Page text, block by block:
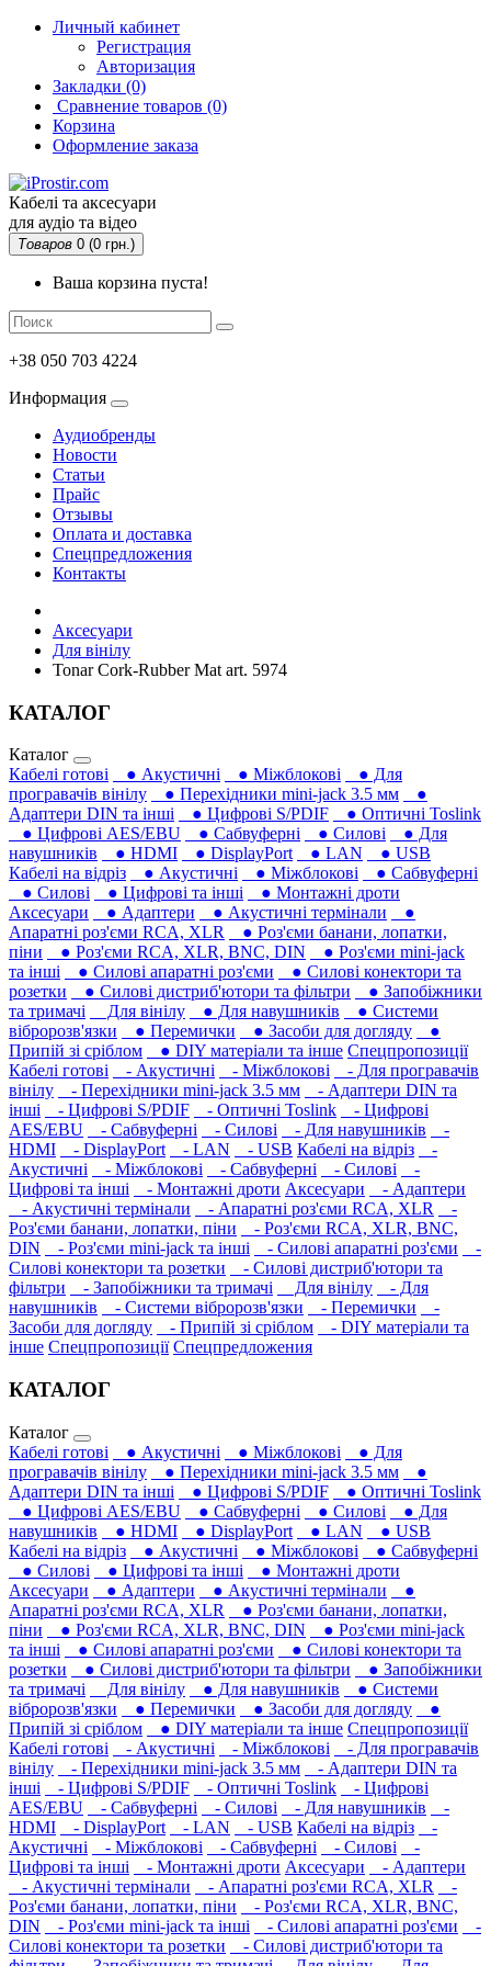
Личный кабинет
Регистрация
Авторизация
Закладки (0)
Сравнение товаров (0)
Корзина
Оформление заказа
Кабелі та аксесуари
для аудіо та відео
Товаров 0 (0 грн.)
Ваша корзина пуста!
+38 050 703 4224
Информация
Аудиобренды
Новости
Статьи
Прайс
Отзывы
Оплата и доставка
Спецпредложения
Контакты
Аксесуари
Для вінілу
Tonar Cork-Rubber Mat art. 5974
КАТАЛОГ
Каталог
Кабелі готові
● Акустичні ● Міжблокові
● Для
програвачів вінілу
● Перехідники mini-jack 3.5 мм
●
Адаптери DIN та інші
● Цифрові S/PDIF
● Оптичні Toslink
● Цифрові AES/EBU
● Сабвуферні ● Силові
● Для
навушників‎
● HDMI ● DisplayPort ● LAN
● USB
Кабелі на відріз
● Акустичні ● Міжблокові
● Сабвуферні
● Силові
● Цифрові та інші
● Монтажні дроти
Аксесуари
● Адаптери ● Акустичні термінали
●
Апаратні роз'єми RCA, XLR
● Роз'єми банани, лопатки,
піни
● Роз'єми RCA, XLR, BNC, DIN
● Роз'єми mini-jack
та інші
● Силові апаратні роз'єми
● Силові конектори та
розетки
● Силові дистриб'ютори та фільтри
● Запобіжники
та тримачі
Для вінілу ● Для навушників‎
● Системи
вібророзв'язки
● Перемички ● Засоби для догляду
●
Припій зі сріблом
● DIY матеріали та інше Спецпропозиції
Кабелі готові
- Акустичні - Міжблокові
- Для програвачів
вінілу
- Перехідники mini-jack 3.5 мм
- Адаптери DIN та
інші
- Цифрові S/PDIF - Оптичні Toslink
- Цифрові
AES/EBU
- Сабвуферні - Силові - Для навушників‎
-
HDMI
- DisplayPort - LAN - USB Кабелі на відріз
-
Акустичні
- Міжблокові - Сабвуферні - Силові
-
Цифрові та інші
- Монтажні дроти Аксесуари
- Адаптери
- Акустичні термінали
- Апаратні роз'єми RCA, XLR
-
Роз'єми банани, лопатки, піни
- Роз'єми RCA, XLR, BNC,
DIN
- Роз'єми mini-jack та інші - Силові апаратні роз'єми
-
Силові конектори та розетки
- Силові дистриб'ютори та
фільтри
- Запобіжники та тримачі Для вінілу
- Для
навушників‎
- Системи вібророзв'язки - Перемички
-
Засоби для догляду
- Припій зі сріблом
- DIY матеріали та
інше Спецпропозиції Спецпредложения
КАТАЛОГ
Каталог
Кабелі готові
● Акустичні ● Міжблокові
● Для
програвачів вінілу
● Перехідники mini-jack 3.5 мм
●
Адаптери DIN та інші
● Цифрові S/PDIF
● Оптичні Toslink
● Цифрові AES/EBU
● Сабвуферні ● Силові
● Для
навушників‎
● HDMI ● DisplayPort ● LAN
● USB
Кабелі на відріз
● Акустичні ● Міжблокові
● Сабвуферні
● Силові
● Цифрові та інші
● Монтажні дроти
Аксесуари
● Адаптери ● Акустичні термінали
●
Апаратні роз'єми RCA, XLR
● Роз'єми банани, лопатки,
піни
● Роз'єми RCA, XLR, BNC, DIN
● Роз'єми mini-jack
та інші
● Силові апаратні роз'єми
● Силові конектори та
розетки
● Силові дистриб'ютори та фільтри
● Запобіжники
та тримачі
Для вінілу ● Для навушників‎
● Системи
вібророзв'язки
● Перемички ● Засоби для догляду
●
Припій зі сріблом
● DIY матеріали та інше Спецпропозиції
Кабелі готові
- Акустичні - Міжблокові
- Для програвачів
вінілу
- Перехідники mini-jack 3.5 мм
- Адаптери DIN та
інші
- Цифрові S/PDIF - Оптичні Toslink
- Цифрові
AES/EBU
- Сабвуферні - Силові - Для навушників‎
-
HDMI
- DisplayPort - LAN - USB Кабелі на відріз
-
Акустичні
- Міжблокові - Сабвуферні - Силові
-
Цифрові та інші
- Монтажні дроти Аксесуари
- Адаптери
- Акустичні термінали
- Апаратні роз'єми RCA, XLR
-
Роз'єми банани, лопатки, піни
- Роз'єми RCA, XLR, BNC,
DIN
- Роз'єми mini-jack та інші - Силові апаратні роз'єми
-
Силові конектори та розетки
- Силові дистриб'ютори та